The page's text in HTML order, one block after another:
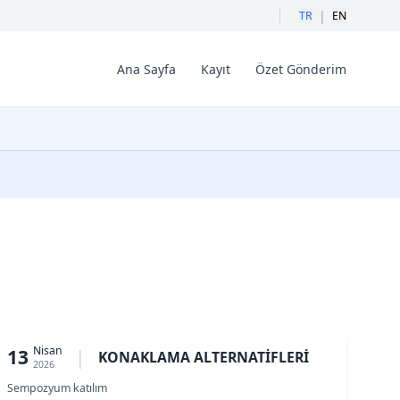
TR | EN
Ana Sayfa Kayıt Özet Gönderim
13 Nisan
2026 | KONAKLAMA ALTERNATİFLERİ
Sempozyum katılım